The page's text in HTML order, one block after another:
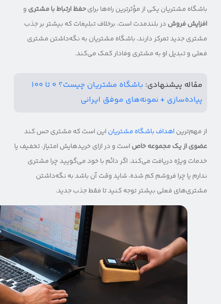
باشگاه مشتریان یکی از مؤثرترین راه‌ها برایحفظ ارتباط با مشتریو
افزایش فروشدر بلندمدت است. برخلاف تبلیغات که بیشتر بر جذب
مشتری جدید تمرکز دارند، باشگاه مشتریان به نگه‌داشتن مشتری
فعلی و تبدیل او به مشتری وفادار کمک می‌کند.
مقاله پیشنهادی:
باشگاه مشتریان چیست؟ ۰ تا ۱۰۰
پیاده‌سازی + نمونه‌های موفق ایرانی
از مهم‌تریناهداف باشگاه مشتریاناین است که مشتری حس کند
عضوی از یک مجموعه خاصاست و در ازای خریدهایش امتیاز، تخفیف یا
خدمات ویژه دریافت می‌کند. اگر دائم با خود می‌گویید چرا مشتری
ندارم یا چرا فروشم کم شده، شاید وقت آن باشد به نگه‌داشتن
مشتری‌های فعلی بیشتر توجه کنید تا فقط جذب جدید.